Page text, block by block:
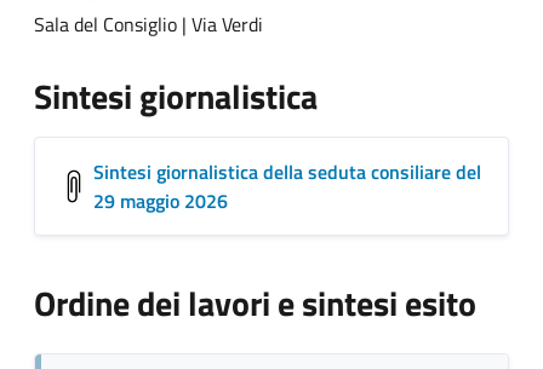
Sala del Consiglio | Via Verdi
Sintesi giornalistica
Sintesi giornalistica della seduta consiliare del
29 maggio 2026
Ordine dei lavori e sintesi esito